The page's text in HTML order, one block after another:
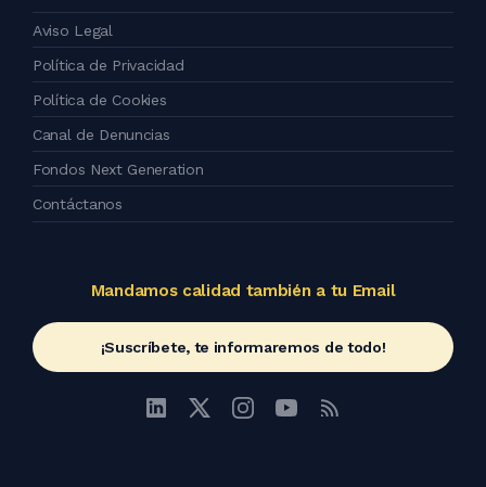
Aviso Legal
Política de Privacidad
Política de Cookies
Canal de Denuncias
Fondos Next Generation
Contáctanos
Mandamos calidad también a tu Email
¡Suscríbete, te informaremos de todo!